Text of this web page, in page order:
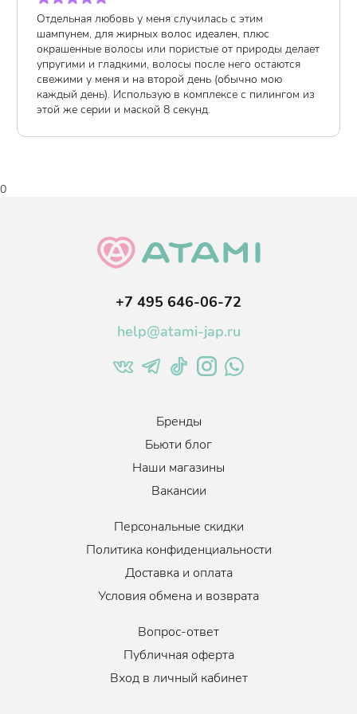
волос, тем самым стимулируя рост волос, а также снижает
активность сальных желез.
Шампунь обладает прозрачной гелеобразной консистенцией с
неярко выраженным ароматом. Имеет экономичный расход.
Возраст:Для всех возрастов
Тип волос:Окрашенные, Поврежденные, Ломкие, Вьющиеся,
Отдельная любовь у меня случилась с этим
шампунем, для жирных волос идеален, плюс
окрашенные волосы или пористые от природы делает
упругими и гладкими, волосы после него остаются
свежими у меня и на второй день (обычно мою
каждый день). Использую в комплексе с пилингом из
этой же серии и маской 8 секунд.
0
+7 495 646-06-72
help@atami-jap.ru
Бренды
Бьюти блог
Наши магазины
Вакансии
Персональные скидки
Политика конфиденциальности
Доставка и оплата
Условия обмена и возврата
Вопрос-ответ
Публичная оферта
Вход в личный кабинет